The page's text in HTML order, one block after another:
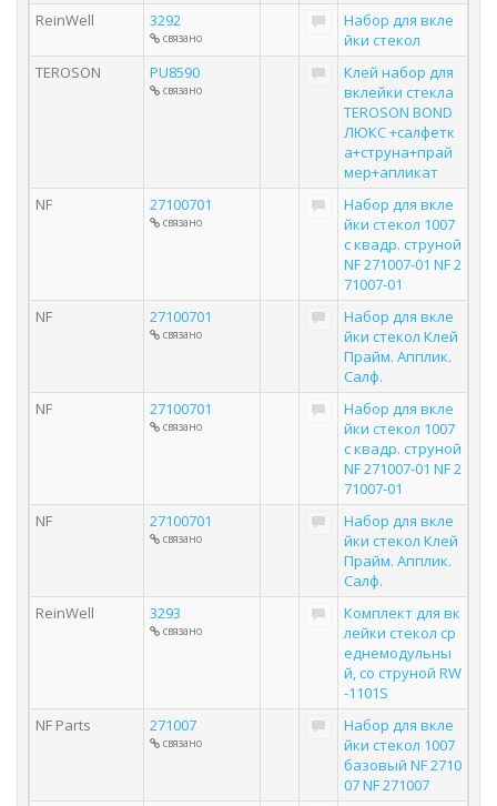
ReinWell
3292
связано
Набор для вкле
йки стекол
TEROSON
PU8590
связано
Клей набор для
вклейки стекла
TEROSON BOND
ЛЮКС +салфетк
а+струна+прай
мер+апликат
NF
27100701
связано
Набор для вкле
йки стекол 1007
с квадр. струной
NF 271007-01 NF 2
71007-01
NF
27100701
связано
Набор для вкле
йки стекол Клей
Прайм. Апплик.
Салф.
NF
27100701
связано
Набор для вкле
йки стекол 1007
с квадр. струной
NF 271007-01 NF 2
71007-01
NF
27100701
связано
Набор для вкле
йки стекол Клей
Прайм. Апплик.
Салф.
ReinWell
3293
связано
Комплект для вк
лейки стекол ср
еднемодульны
й, со струной RW
-1101S
NF Parts
271007
связано
Набор для вкле
йки стекол 1007
базовый NF 2710
07 NF 271007